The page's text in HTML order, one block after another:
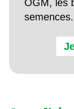
OGM, les
semences.